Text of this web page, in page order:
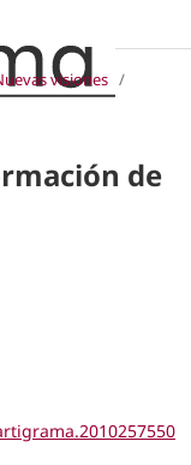
visiones /
de